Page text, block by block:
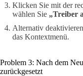
Klicken Sie mit der
wählen Sie „Treiber
Alternativ
das Kontextmenü.
Problem 3: Nach dem
zurückgesetzt